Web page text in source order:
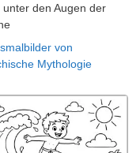
unter den Augen der
von
Mythologie